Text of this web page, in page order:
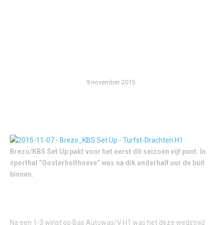
9 november 2015
Brezo/KBS Set Up pakt voor het eerst dit seizoen vijf punt. In
sporthal “Oosterholthoeve” was na dik anderhalf uur de buit
binnen.
Na een 1-3 winst op Bas Autowas/V H1 was het deze wedstrijd